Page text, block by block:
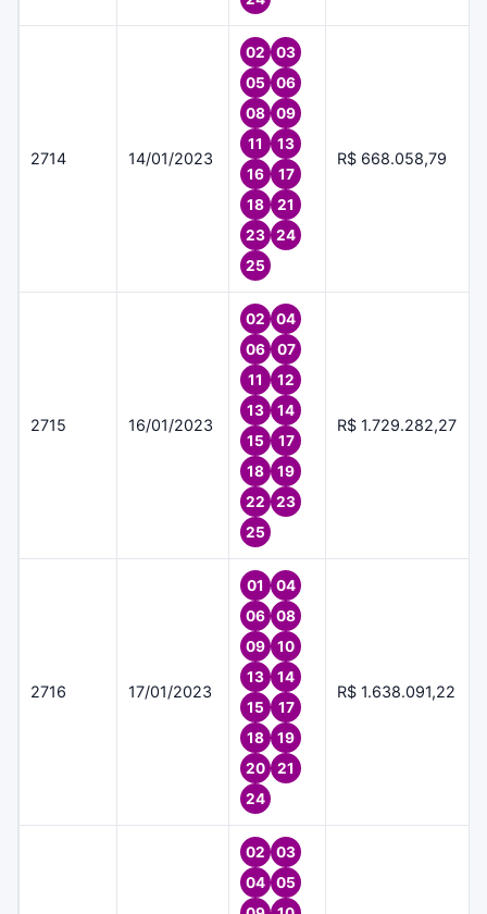
2714 14/01/2023
02
03
05
06
08
09
11
13
16
17
18
21
23
24
25
R$ 668.058,79
2715 16/01/2023
02
04
06
07
11
12
13
14
15
17
18
19
22
23
25
R$ 1.729.282,27
2716 17/01/2023
01
04
06
08
09
10
13
14
15
17
18
19
20
21
24
R$ 1.638.091,22
02
03
04
05